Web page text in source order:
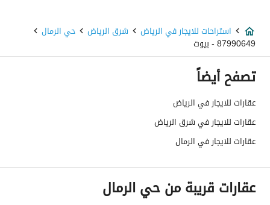
السعر
52000
المساحة
خدمات العقار
صرف صحي
نعم
استراحات للايجار في الرياض شرق الرياض حي الرمال
87990649 - بيوت
تصفح أيضاً
عقارات للايجار في الرياض
عقارات للايجار في شرق الرياض
عقارات للايجار في الرمال
عقارات قريبة من حي الرمال